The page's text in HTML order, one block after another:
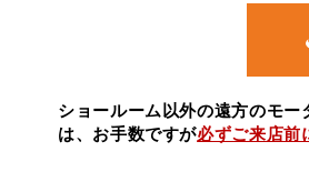
ショールーム以外の遠方のモ
は、お手数ですが必ずご来店前